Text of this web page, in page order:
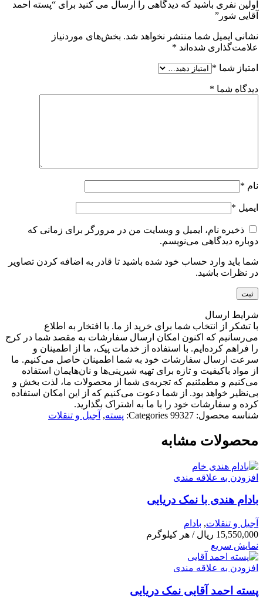
اولین نفری باشید که دیدگاهی را ارسال می کنید برای “پسته احمد
آقایی شور”
نشانی ایمیل شما منتشر نخواهد شد. بخش‌های موردنیاز
علامت‌گذاری شده‌اند *
امتیاز شما *
دیدگاه شما *
نام *
ایمیل *
ذخیره نام، ایمیل و وبسایت من در مرورگر برای زمانی که
دوباره دیدگاهی می‌نویسم.
شما باید وارد حساب خود شده باشید تا قادر به اضافه کردن تصاویر
در نظرات باشید.
شرایط ارسال
با تشکر از انتخاب شما برای خرید از ما. با افتخار به اطلاع
می‌رسانیم که اکنون امکان ارسال سفارشات به مقصد شما در کرج
را فراهم کرده‌ایم. با استفاده از خدمات پیک، ما از اطمینان و
سرعت ارسال سفارشات خود به شما اطمینان حاصل می‌کنیم. ما
از مواد باکیفیت و تازه برای تهیه شیرینی‌ها و نان‌هایمان استفاده
می‌کنیم و مطمئنیم که تجربه‌ی شما از محصولات ما، لذت بخش و
بی‌نظیر خواهد بود. از شما دعوت می‌کنیم که از این امکان استفاده
کرده و سفارشات خود را با ما به اشتراک بگذارید.
شناسه محصول: 99327
Categories: پسته, آجیل و تنقلات
محصولات مشابه
افزودن به علاقه مندی
بادام هندی با نمک دریایی
آجیل و تنقلات, بادام
15,550,000 ریال / هر کیلوگرم
نمایش سریع
افزودن به علاقه مندی
پسته احمد آقایی نمک دریایی